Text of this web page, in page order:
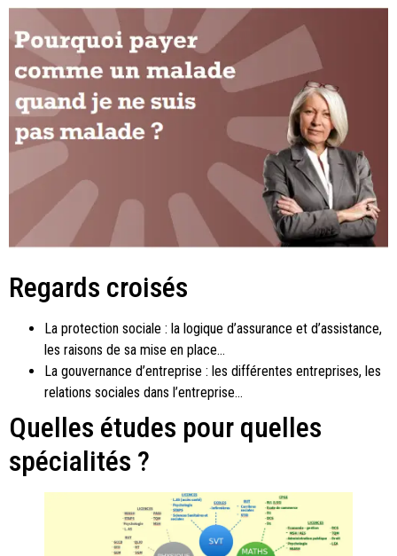
Regards croisés
La protection sociale : la logique d’assurance et d’assistance,
les raisons de sa mise en place…
La gouvernance d’entreprise : les différentes entreprises, les
relations sociales dans l’entreprise…
Quelles études pour quelles
spécialités ?